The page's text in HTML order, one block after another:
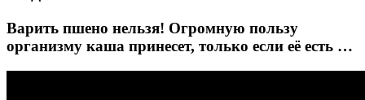
Варить пшено нельзя! Огромную пользу
организму каша принесет, только если её есть …